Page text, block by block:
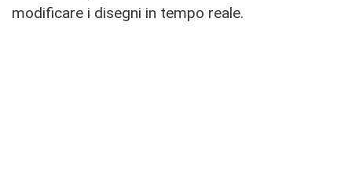
modificare i disegni in tempo reale.